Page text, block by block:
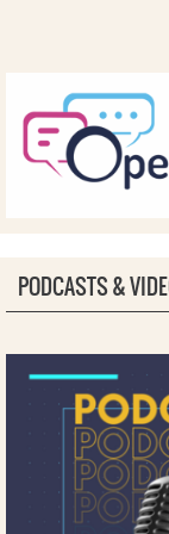
PODCASTS &